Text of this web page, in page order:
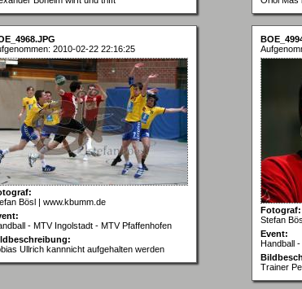
2010-02-22 22:16:25
Bösl | www.kbumm.de
- MTV Ingolstadt - MTV Pfaffenhofen
Ullrich kannnicht aufgehalten werden
Fotograf:
Stefan
Event:
Handball
Trainer